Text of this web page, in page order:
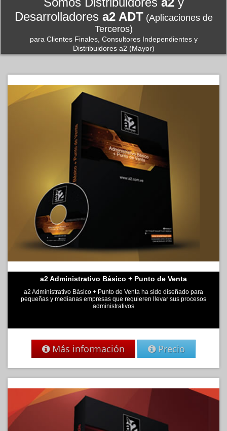
Desarrolladores a2 ADT (Aplicaciones de
Terceros)
para Clientes Finales, Consultores Independientes y
Distribuidores a2 (Mayor)
a2 Administrativo Básico + Punto de Venta
a2 Administrativo Básico + Punto de Venta ha sido diseñado para
pequeñas y medianas empresas que requieren llevar sus procesos
administrativos
Más información Precio